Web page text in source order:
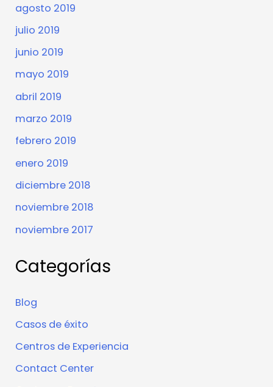
agosto 2019
julio 2019
junio 2019
mayo 2019
abril 2019
marzo 2019
febrero 2019
enero 2019
diciembre 2018
noviembre 2018
noviembre 2017
Categorías
Blog
Casos de éxito
Centros de Experiencia
Contact Center